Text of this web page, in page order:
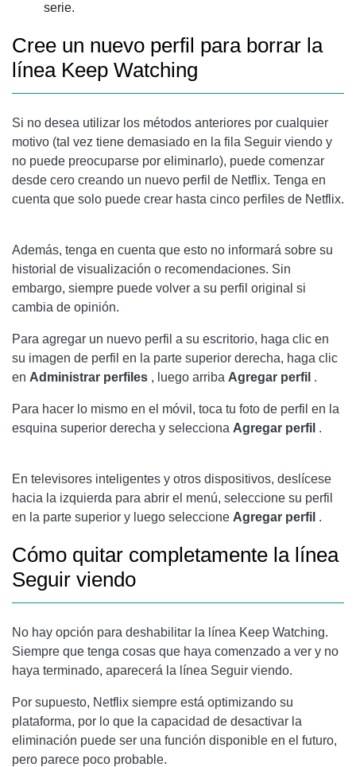
serie.
Cree un nuevo perfil para borrar la
línea Keep Watching
Si no desea utilizar los métodos anteriores por cualquier
motivo (tal vez tiene demasiado en la fila Seguir viendo y
no puede preocuparse por eliminarlo), puede comenzar
desde cero creando un nuevo perfil de Netflix. Tenga en
cuenta que solo puede crear hasta cinco perfiles de Netflix.
Además, tenga en cuenta que esto no informará sobre su
historial de visualización o recomendaciones. Sin
embargo, siempre puede volver a su perfil original si
cambia de opinión.
Para agregar un nuevo perfil a su escritorio, haga clic en
su imagen de perfil en la parte superior derecha, haga clic
en Administrar perfiles , luego arriba Agregar perfil .
Para hacer lo mismo en el móvil, toca tu foto de perfil en la
esquina superior derecha y selecciona Agregar perfil .
En televisores inteligentes y otros dispositivos, deslícese
hacia la izquierda para abrir el menú, seleccione su perfil
en la parte superior y luego seleccione Agregar perfil .
Cómo quitar completamente la línea
Seguir viendo
No hay opción para deshabilitar la línea Keep Watching.
Siempre que tenga cosas que haya comenzado a ver y no
haya terminado, aparecerá la línea Seguir viendo.
Por supuesto, Netflix siempre está optimizando su
plataforma, por lo que la capacidad de desactivar la
eliminación puede ser una función disponible en el futuro,
pero parece poco probable.